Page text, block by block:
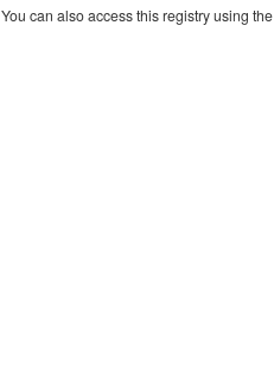
You can also access this registry using the